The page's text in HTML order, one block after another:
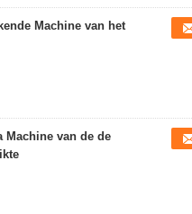
Machine van het
Machine van de de